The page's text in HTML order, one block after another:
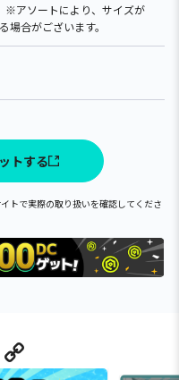
アソートにより、サイズが
場合がございます。
トする
トで実際の取り扱いを確認してくださ
Line